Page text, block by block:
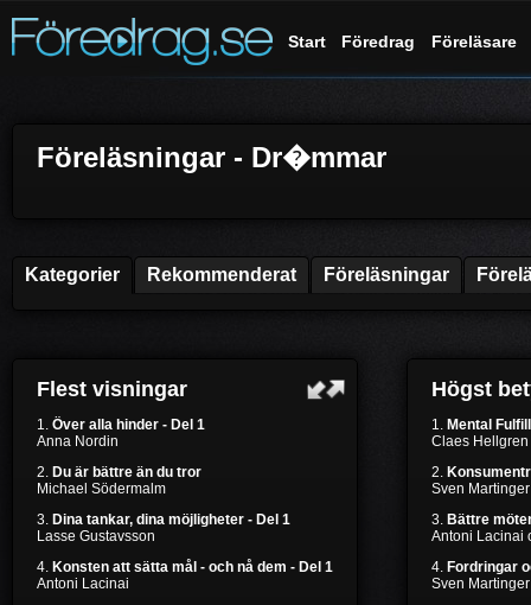
Start Föredrag Föreläsare
Föreläsningar - Dr�mmar
Kategorier Rekommenderat Föreläsningar
Flest visningar
1. Över alla hinder - Del 1
Anna Nordin
2. Du är bättre än du tror
Michael Södermalm
3. Dina tankar, dina möjligheter - Del 1
Lasse Gustavsson
4. Konsten att sätta mål - och nå dem - Del 1
Antoni Lacinai
Högst
1. Mental
Claes Hellgren
2.
Sven Martinger
3. Bättre
Antoni Lacinai
4. Fordringar
Sven Martinger